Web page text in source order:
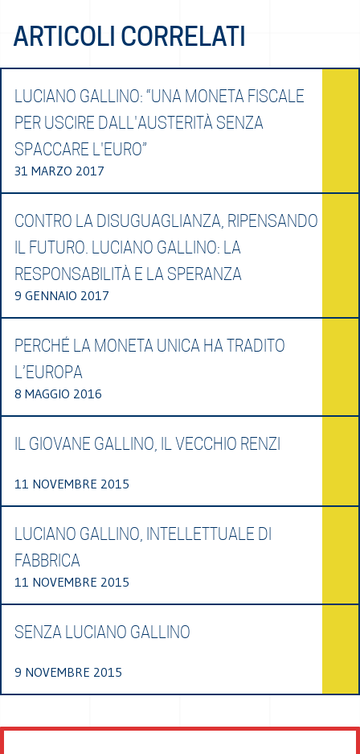
ARTICOLI CORRELATI
LUCIANO GALLINO: “UNA MONETA FISCALE
PER USCIRE DALL'AUSTERITÀ SENZA
SPACCARE L'EURO”
31 MARZO 2017
CONTRO LA DISUGUAGLIANZA, RIPENSANDO
IL FUTURO. LUCIANO GALLINO: LA
RESPONSABILITÀ E LA SPERANZA
9 GENNAIO 2017
PERCHÉ LA MONETA UNICA HA TRADITO
L’EUROPA
8 MAGGIO 2016
IL GIOVANE GALLINO, IL VECCHIO RENZI
11 NOVEMBRE 2015
LUCIANO GALLINO, INTELLETTUALE DI
FABBRICA
11 NOVEMBRE 2015
SENZA LUCIANO GALLINO
9 NOVEMBRE 2015